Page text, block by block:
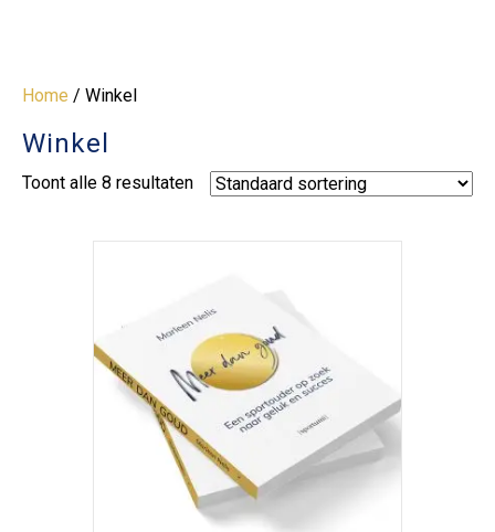
Home / Winkel
Winkel
Toont alle 8 resultaten